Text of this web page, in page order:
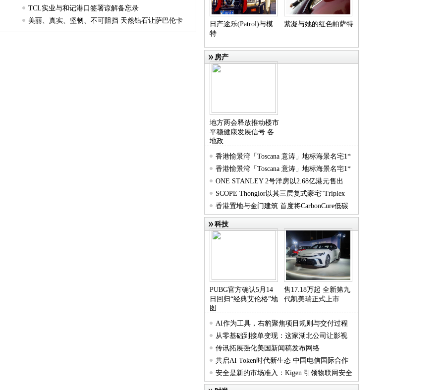
TCL实业与和记港口签署谅解备忘录
美丽、真实、坚韧、不可阻挡 天然钻石让萨巴伦卡
日产途乐(Patrol)与模
特
紫凝与她的红色帕萨特
房产
地方两会释放推动楼市
平稳健康发展信号 各
地政
香港愉景湾「Toscana 意涛」地标海景名宅1*
第19-
香港愉景湾「Toscana 意涛」地标海景名宅1*
第19-
ONE STANLEY 2号洋房以2.68亿港元售出
* 实用呎价
SCOPE Thonglor以其三层复式豪宅"Triplex
Residen
香港置地与金门建筑 首度将CarbonCure低碳
混凝土
科技
​PUBG官方确认5月14
日回归“经典艾伦格”地
图
售17.18万起 全新第九
代凯美瑞正式上市
AI作为工具，右豹聚焦项目规则与交付过程
从零基础到接单变现：这家湖北公司让影视
后期不再
传讯拓展强化美国新闻稿发布网络
共启AI Token时代新生态 中国电信国际合作
伙伴大
安全是新的市场准入：Kigen 引领物联网安全
时代